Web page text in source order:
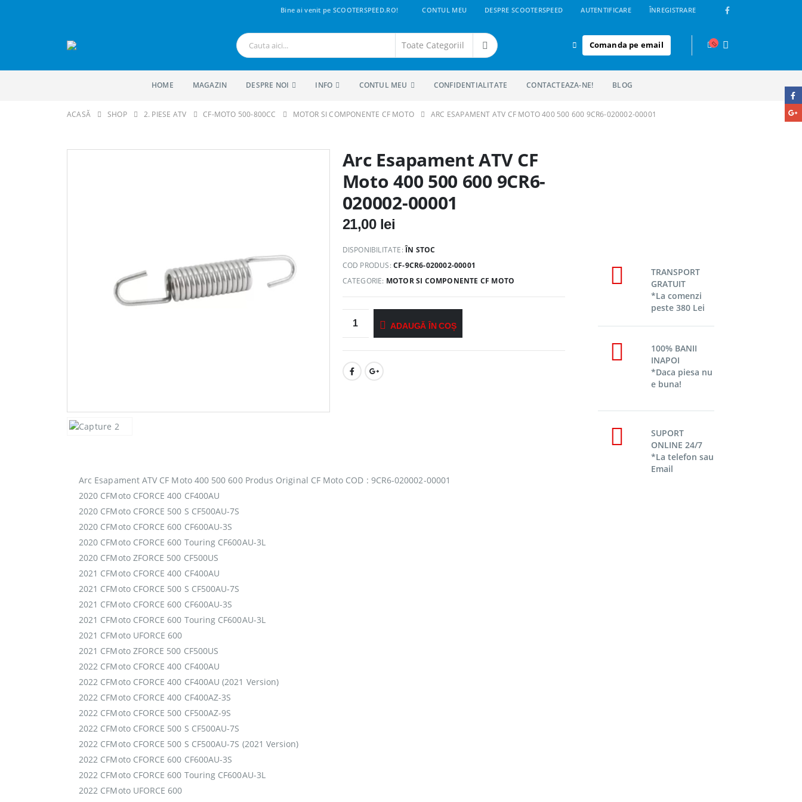
Bine ai venit pe SCOOTERSPEED.RO! CONTUL MEU DESPRE SCOOTERSPEED AUTENTIFICARE ÎNREGISTRARE
Comanda pe email
HOME MAGAZIN DESPRE NOI INFO CONTUL MEU CONFIDENTIALITATE CONTACTEAZA-NE! BLOG
ACASĂ SHOP 2. PIESE ATV CF-MOTO 500-800CC MOTOR SI COMPONENTE CF MOTO ARC ESAPAMENT ATV CF MOTO 400 500 600 9CR6-020002-00001
Arc Esapament ATV CF
Moto 400 500 600 9CR6-
020002-00001
21,00 lei
DISPONIBILITATE:ÎN STOC
COD PRODUS:CF-9CR6-020002-00001
CATEGORIE: MOTOR SI COMPONENTE CF MOTO
ADAUGĂ ÎN COȘ
Arc Esapament ATV CF Moto 400 500 600 Produs Original CF Moto COD : 9CR6-020002-00001
2020 CFMoto CFORCE 400 CF400AU
2020 CFMoto CFORCE 500 S CF500AU-7S
2020 CFMoto CFORCE 600 CF600AU-3S
2020 CFMoto CFORCE 600 Touring CF600AU-3L
2020 CFMoto ZFORCE 500 CF500US
2021 CFMoto CFORCE 400 CF400AU
2021 CFMoto CFORCE 500 S CF500AU-7S
2021 CFMoto CFORCE 600 CF600AU-3S
2021 CFMoto CFORCE 600 Touring CF600AU-3L
2021 CFMoto UFORCE 600
2021 CFMoto ZFORCE 500 CF500US
2022 CFMoto CFORCE 400 CF400AU
2022 CFMoto CFORCE 400 CF400AU (2021 Version)
2022 CFMoto CFORCE 400 CF400AZ-3S
2022 CFMoto CFORCE 500 CF500AZ-9S
2022 CFMoto CFORCE 500 S CF500AU-7S
2022 CFMoto CFORCE 500 S CF500AU-7S (2021 Version)
2022 CFMoto CFORCE 600 CF600AU-3S
2022 CFMoto CFORCE 600 Touring CF600AU-3L
2022 CFMoto UFORCE 600
TRANSPORT
GRATUIT
*La comenzi
peste 380 Lei
100% BANII
INAPOI
*Daca piesa nu
e buna!
SUPORT
ONLINE 24/7
*La telefon sau
Email